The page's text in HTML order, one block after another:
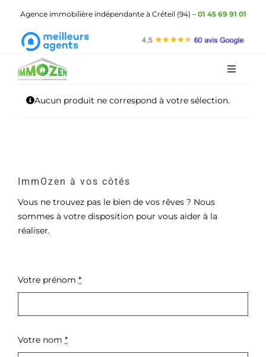
contenu
Agence immobilière indépendante à Créteil (94) – 01 45 69 91 01
Toggle
ImmOzen
Gestion locative
Demander une estimation
Aucun produit ne correspond à votre sélection.
ImmOzen à vos côtés
Vous ne trouvez pas le bien de vos rêves ? Nous
sommes à votre disposition pour vous aider à la
réaliser.
Votre prénom *
Votre nom *